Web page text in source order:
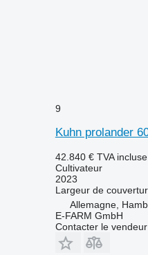
9
Kuhn prolander
42.840 € TVA incluse
Cultivateur
2023
Largeur de
Allemagne,
E-FARM GmbH
Contacter le vendeur